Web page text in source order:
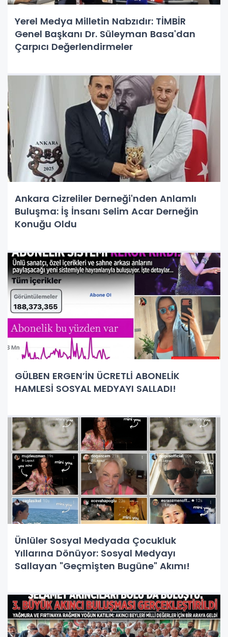
Yerel Medya Milletin Nabzıdır: TİMBİR
Genel Başkanı Dr. Süleyman Basa'dan
Çarpıcı Değerlendirmeler
Ankara Cizreliler Derneği'nden Anlamlı
Buluşma: İş İnsanı Selim Acar Derneğin
Konuğu Oldu
GÜLBEN ERGEN’İN ÜCRETLİ ABONELİK
HAMLESİ SOSYAL MEDYAYI SALLADI!
Ünlüler Sosyal Medyada Çocukluk
Yıllarına Dönüyor: Sosyal Medyayı
Sallayan "Geçmişten Bugüne" Akımı!